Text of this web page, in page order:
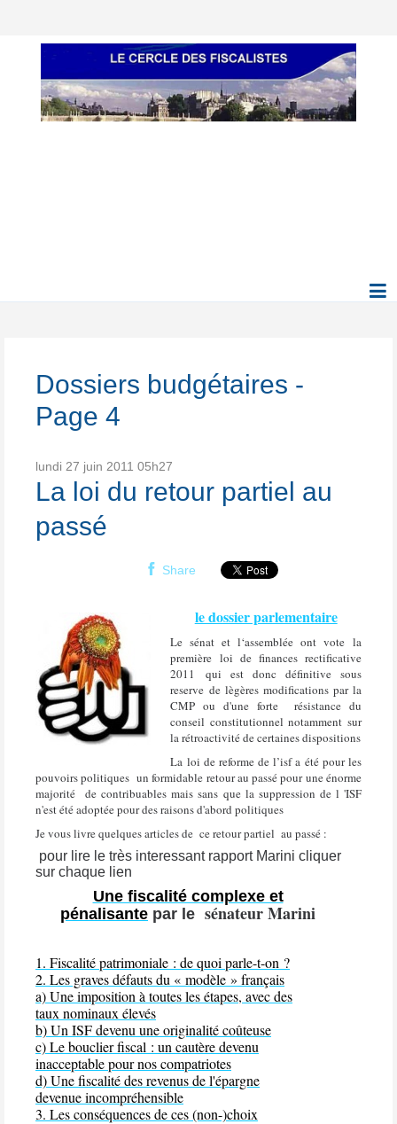
Dossiers budgétaires -
Page 4
lundi 27 juin 2011 05h27
La loi du retour partiel au
passé
Share
le dossier parlementaire
Le sénat et l‘assemblée ont vote la
première loi de finances rectificative
2011 qui est donc définitive sous
reserve de lègères modifications par la
CMP ou d'une forte résistance du
conseil constitutionnel notamment sur
la rétroactivité de certaines dispositions
La loi de reforme de l’isf a été pour les
pouvoirs politiques un formidable retour au passé pour une énorme
majorité de contribuables mais sans que la suppression de l 'ISF
n'est été adoptée pour des raisons d'abord politiques
Je vous livre quelques articles de ce retour partiel au passé :
pour lire le très interessant rapport Marini cliquer
sur chaque lien
Une fiscalité complexe et
pénalisante par le sénateur Marini
1. Fiscalité patrimoniale : de quoi parle-t-on ?
2. Les graves défauts du « modèle » français
a) Une imposition à toutes les étapes, avec des
taux nominaux élevés
b) Un ISF devenu une originalité coûteuse
c) Le bouclier fiscal : un cautère devenu
inacceptable pour nos compatriotes
d) Une fiscalité des revenus de l'épargne
devenue incompréhensible
3. Les conséquences de ces (non-)choix